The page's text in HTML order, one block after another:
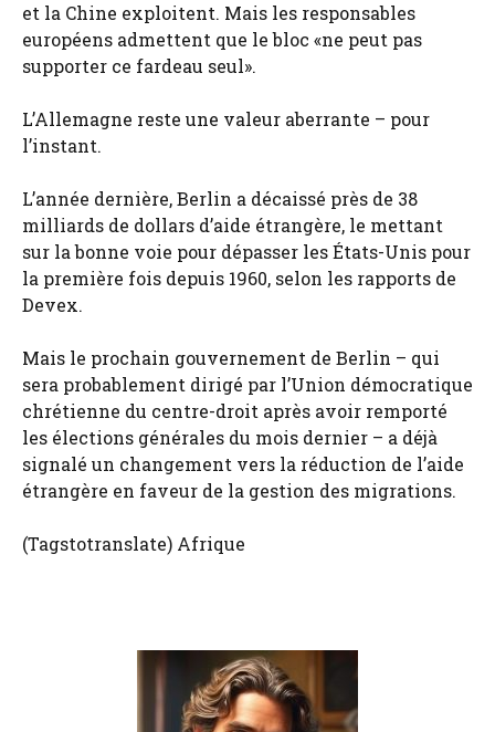
et la Chine exploitent. Mais les responsables
européens admettent que le bloc «ne peut pas
supporter ce fardeau seul».
L’Allemagne reste une valeur aberrante – pour
l’instant.
L’année dernière, Berlin a décaissé près de 38
milliards de dollars d’aide étrangère, le mettant
sur la bonne voie pour dépasser les États-Unis pour
la première fois depuis 1960, selon les rapports de
Devex.
Mais le prochain gouvernement de Berlin – qui
sera probablement dirigé par l’Union démocratique
chrétienne du centre-droit après avoir remporté
les élections générales du mois dernier – a déjà
signalé un changement vers la réduction de l’aide
étrangère en faveur de la gestion des migrations.
(Tagstotranslate) Afrique